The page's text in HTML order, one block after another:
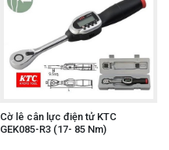
Cờ lê cân lực điện tử KTC
GEK085-R3 (17- 85 Nm)